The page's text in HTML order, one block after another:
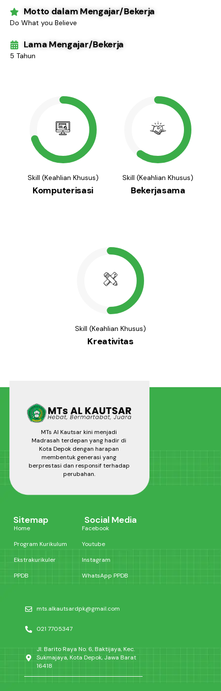
Motto dalam Mengajar/Bekerja
Do What you Believe
Lama Mengajar/Bekerja
5 Tahun
Skill (Keahlian Khusus)
Komputerisasi
Skill (Keahlian Khusus)
Bekerjasama
Skill (Keahlian Khusus)
Kreativitas
MTs Al Kautsar kini menjadi
Madrasah terdepan yang hadir di
Kota Depok dengan harapan
membentuk generasi yang
berprestasi dan responsif terhadap
perubahan.
Sitemap
Home
Program Kurikulum
Ekstrakurikuler
PPDB
Social Media
Facebook
Youtube
Instagram
WhatsApp PPDB
mts.alkautsardpk@gmail.com
021 7705347
Jl. Barito Raya No. 6, Baktijaya, Kec.
Sukmajaya, Kota Depok, Jawa Barat
16418